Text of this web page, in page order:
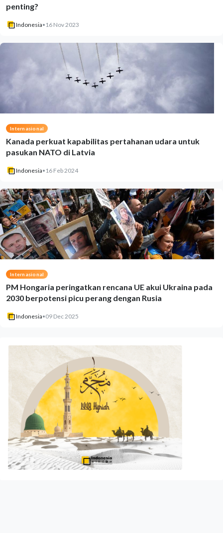
penting?
Indonesia• 16 Nov 2023
Internasional
Kanada perkuat kapabilitas pertahanan udara untuk
pasukan NATO di Latvia
Indonesia• 16 Feb 2024
Internasional
PM Hongaria peringatkan rencana UE akui Ukraina pada
2030 berpotensi picu perang dengan Rusia
Indonesia•09 Dec 2025